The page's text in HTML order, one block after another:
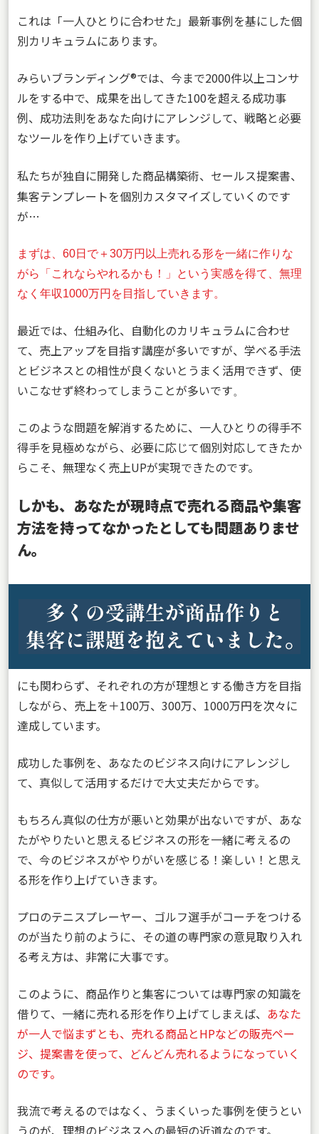
これは「一人ひとりに合わせた」最新事例を基にした個
別カリキュラムにあります。
みらいブランディング®︎では、今まで2000件以上コンサ
ルをする中で、成果を出してきた100を超える成功事
例、成功法則をあなた向けにアレンジして、戦略と必要
なツールを作り上げていきます。
私たちが独自に開発した商品構築術、セールス提案書、
集客テンプレートを個別カスタマイズしていくのです
が…
まずは、60日で＋30万円以上売れる形を一緒に作りな
がら「これならやれるかも！」という実感を得て、無理
なく年収1000万円を目指していきます。
最近では、仕組み化、自動化のカリキュラムに合わせ
て、売上アップを目指す講座が多いですが、学べる手法
とビジネスとの相性が良くないとうまく活用できず、使
いこなせず終わってしまうことが多いです。
このような問題を解消するために、一人ひとりの得手不
得手を見極めながら、必要に応じて個別対応してきたか
らこそ、無理なく売上UPが実現できたのです。
しかも、あなたが現時点で売れる商品や集客
方法を持ってなかったとしても問題ありませ
ん。
にも関わらず、それぞれの方が理想とする働き方を目指
しながら、売上を＋100万、300万、1000万円を次々に
達成しています。
成功した事例を、あなたのビジネス向けにアレンジし
て、真似して活用するだけで大丈夫だからです。
もちろん真似の仕方が悪いと効果が出ないですが、あな
たがやりたいと思えるビジネスの形を一緒に考えるの
で、今のビジネスがやりがいを感じる！楽しい！と思え
る形を作り上げていきます。
プロのテニスプレーヤー、ゴルフ選手がコーチをつける
のが当たり前のように、その道の専門家の意見取り入れ
る考え方は、非常に大事です。
このように、商品作りと集客については専門家の知識を
借りて、一緒に売れる形を作り上げてしまえば、 あなた
が一人で悩まずとも、売れる商品とHPなどの販売ペー
ジ、提案書を使って、どんどん売れるようになっていく
のです。
我流で考えるのではなく、うまくいった事例を使うとい